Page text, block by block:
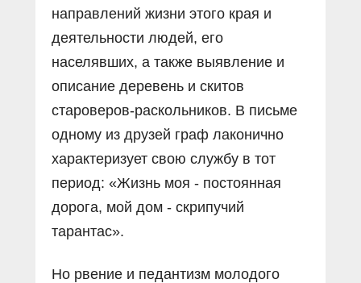
направлений жизни этого края и
деятельности людей, его
населявших, а также выявление и
описание деревень и скитов
староверов-раскольников. В письме
одному из друзей граф лаконично
характеризует свою службу в тот
период: «Жизнь моя - постоянная
дорога, мой дом - скрипучий
тарантас».
Но рвение и педантизм молодого